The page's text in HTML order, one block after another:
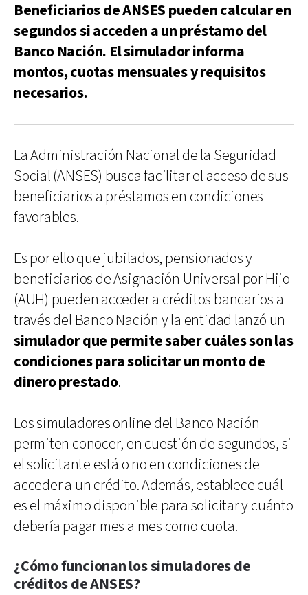
Beneficiarios de ANSES pueden calcular en
segundos si acceden a un préstamo del
Banco Nación. El simulador informa
montos, cuotas mensuales y requisitos
necesarios.
La Administración Nacional de la Seguridad
Social (ANSES) busca facilitar el acceso de sus
beneficiarios a préstamos en condiciones
favorables.
Es por ello que jubilados, pensionados y
beneficiarios de Asignación Universal por Hijo
(AUH) pueden acceder a créditos bancarios a
través del Banco Nación y la entidad lanzó un
simulador que permite saber cuáles son las
condiciones para solicitar un monto de
dinero prestado.
Los simuladores online del Banco Nación
permiten conocer, en cuestión de segundos, si
el solicitante está o no en condiciones de
acceder a un crédito. Además, establece cuál
es el máximo disponible para solicitar y cuánto
debería pagar mes a mes como cuota.
¿Cómo funcionan los simuladores de
créditos de ANSES?